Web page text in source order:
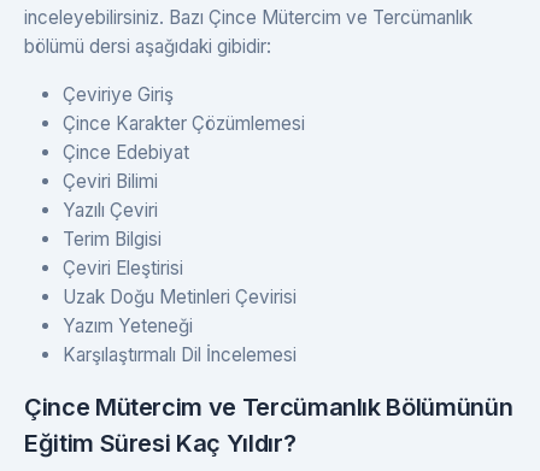
inceleyebilirsiniz. Bazı Çince Mütercim ve Tercümanlık
bölümü dersi aşağıdaki gibidir:
Çeviriye Giriş
Çince Karakter Çözümlemesi
Çince Edebiyat
Çeviri Bilimi
Yazılı Çeviri
Terim Bilgisi
Çeviri Eleştirisi
Uzak Doğu Metinleri Çevirisi
Yazım Yeteneği
Karşılaştırmalı Dil İncelemesi
Çince Mütercim ve Tercümanlık Bölümünün
Eğitim Süresi Kaç Yıldır?